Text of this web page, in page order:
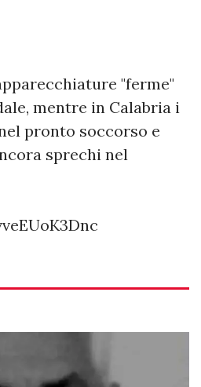
"ferme"
mentre in Calabria i
pronto soccorso e
sprechi nel